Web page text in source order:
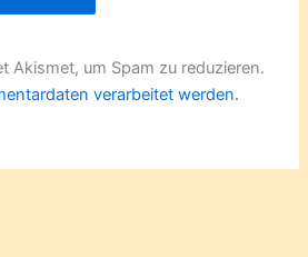
Akismet, um Spam zu reduzieren.
verarbeitet werden.